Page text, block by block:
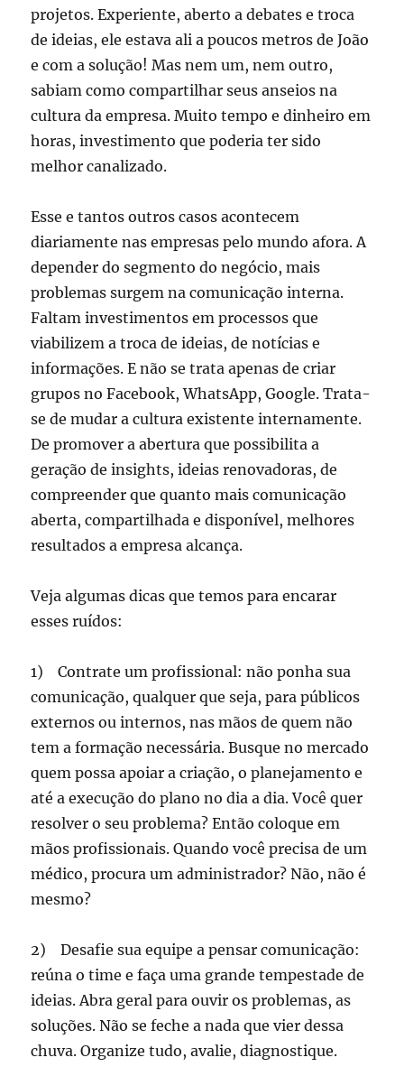
projetos. Experiente, aberto a debates e troca
de ideias, ele estava ali a poucos metros de João
e com a solução! Mas nem um, nem outro,
sabiam como compartilhar seus anseios na
cultura da empresa. Muito tempo e dinheiro em
horas, investimento que poderia ter sido
melhor canalizado.
Esse e tantos outros casos acontecem
diariamente nas empresas pelo mundo afora. A
depender do segmento do negócio, mais
problemas surgem na comunicação interna.
Faltam investimentos em processos que
viabilizem a troca de ideias, de notícias e
informações. E não se trata apenas de criar
grupos no Facebook, WhatsApp, Google. Trata-
se de mudar a cultura existente internamente.
De promover a abertura que possibilita a
geração de insights, ideias renovadoras, de
compreender que quanto mais comunicação
aberta, compartilhada e disponível, melhores
resultados a empresa alcança.
Veja algumas dicas que temos para encarar
esses ruídos:
1) Contrate um profissional: não ponha sua
comunicação, qualquer que seja, para públicos
externos ou internos, nas mãos de quem não
tem a formação necessária. Busque no mercado
quem possa apoiar a criação, o planejamento e
até a execução do plano no dia a dia. Você quer
resolver o seu problema? Então coloque em
mãos profissionais. Quando você precisa de um
médico, procura um administrador? Não, não é
mesmo?
2) Desafie sua equipe a pensar comunicação:
reúna o time e faça uma grande tempestade de
ideias. Abra geral para ouvir os problemas, as
soluções. Não se feche a nada que vier dessa
chuva. Organize tudo, avalie, diagnostique.